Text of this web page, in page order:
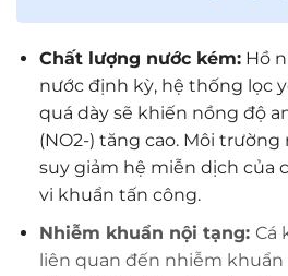
Chất lượng nước kém:Hồ
nước định kỳ, hệ thống lọc
quá dày sẽ khiến nồng độ
(NO2-) tăng cao. Môi
suy giảm hệ miễn dịch của
vi khuẩn tấn công.
Nhiễm khuẩn nội tạng: Cá
liên quan đến nhiễm